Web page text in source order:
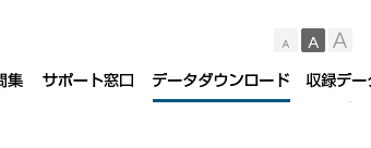
小
よくある質問集（FAQ）
サポート窓口